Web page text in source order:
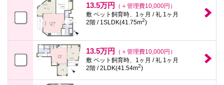
13.5万円
（＋管理費10,000円）
敷 ペット飼育時、1ヶ月 / 礼 1ヶ月
2階 / 1SLDK(41.75m2)
13.5万円
（＋管理費10,000円）
敷 ペット飼育時、1ヶ月 / 礼 1ヶ月
2階 / 2LDK(41.54m2)